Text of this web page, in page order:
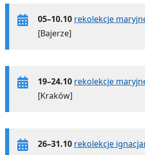
05–10.10 rekolekcje
[Bajerze]
19–24.10 rekolekcje
[Kraków]
26–31.10 rekolekcje